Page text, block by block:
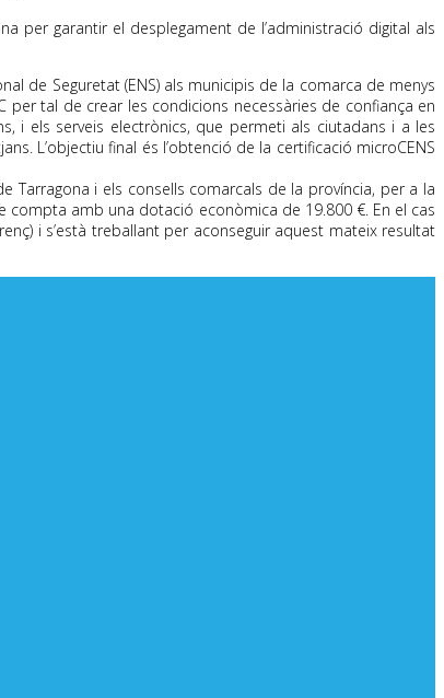
per garantir el desplegament de l’administració digital als
de Seguretat (ENS) als municipis de la comarca de menys
tal de crear les condicions necessàries de confiança en
i els serveis electrònics, que permeti als ciutadans i a les
L’objectiu final és l’obtenció de la certificació microCENS
Tarragona i els consells comarcals de la província, per a la
compta amb una dotació econòmica de 19.800 €. En el cas
i s’està treballant per aconseguir aquest mateix resultat